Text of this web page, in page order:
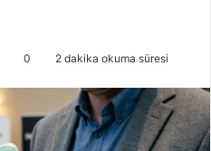
0 2 dakika okuma süresi